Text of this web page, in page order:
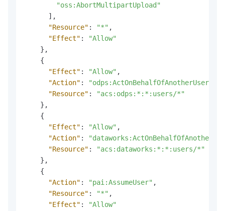
"oss:AbortMultipartUpload"
] ,
"Resource" : "*" ,
"Effect" :
"Allow"
} ,
{
"Effect" : "Allow" ,
"Action" : "odps:ActOnBehalfOfAnotherUser"
"Resource" :
"acs:odps:*:*:users/*"
} ,
{
"Effect" : "Allow" ,
"Action" :
"Resource" :
"acs:dataworks:*:*:users/*"
} ,
{
"Action" : "pai:AssumeUser" ,
"Resource" : "*" ,
"Effect" :
"Allow"